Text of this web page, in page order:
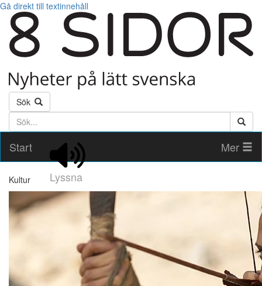
Gå direkt till textinnehåll
Sök
Söktext
Start
Lyssna
Mer
Kultur